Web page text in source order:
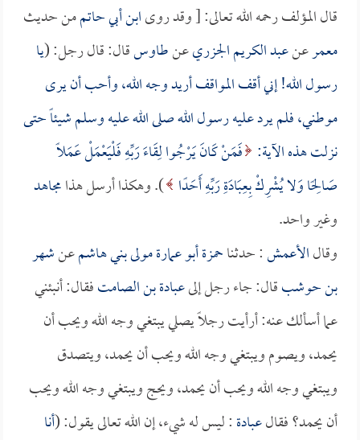
قال المؤلف رحمه الله تعالى: [ وقد روىابن أبي حاتممن حديث
معمرعنعبد الكريم الجزريعنطاوسقال: قال رجل: (يا
رسول الله! إني أقف المواقف أريد وجه الله، وأحب أن يرى
موطني، فلم يرد عليه رسول الله صلى الله عليه وسلم شيئاً حتى
نزلت هذه الآية: فَمَنْ كَانَ يَرْجُوا لِقَاءَ رَبِّهِ فَلْيَعْمَلْ عَمَلًا
صَالِحًا وَلا يُشْرِكْ بِعِبَادَةِ رَبِّهِ أَحَدًا ). وهكذا أرسل هذامجاهد
وغير واحد.
وقالالأعمش: حدثناحمزة أبو عمارة مولى بني هاشمعنشهر
بن حوشبقال: جاء رجل إلىعبادة بن الصامتفقال: أنبئني
عما أسألك عنه: أرأيت رجلاً يصلي يبتغي وجه الله ويحب أن
يحمد، ويصوم ويبتغي وجه الله ويحب أن يحمد، ويتصدق
ويبتغي وجه الله ويحب أن يحمد، ويحج ويبتغي وجه الله ويحب
أن يحمد؟ فقالعبادة: ليس له شيء، إن الله تعالى يقول: (أنا